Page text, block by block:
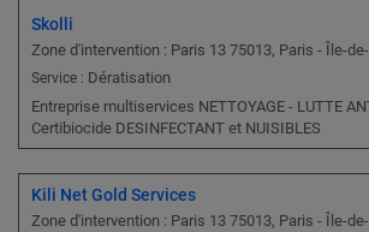
Skolli
Zone d'intervention : Paris 13 75013, Paris - Île-
Service : Dératisation
Entreprise multiservices NETTOYAGE - LUTTE
Certibiocide DESINFECTANT et NUISIBLES
Kili Net Gold Services
Zone d'intervention : Paris 13 75013, Paris - Île-